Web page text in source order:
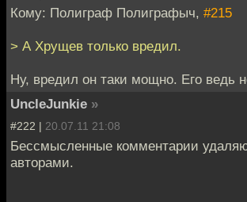
Кому: Полиграф Полиграфыч, #215
> А Хрущев только вредил.
Ну, вредил он таки мощно. Его ведь
UncleJunkie »
#222 | 20.07.11 21:08
Бессмысленные комментарии
авторами.